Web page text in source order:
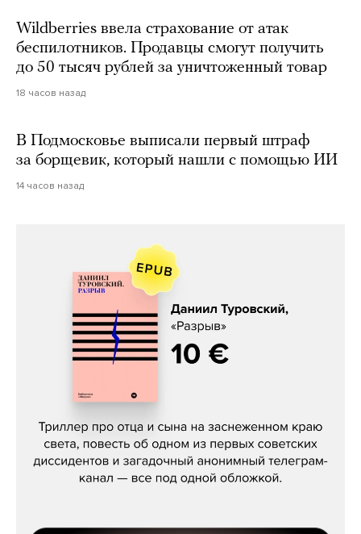
Wildberries ввела страхование от атак
беспилотников. Продавцы смогут получить
до 50 тысяч рублей за уничтоженный товар
18 часов назад
В Подмосковье выписали первый штраф
за борщевик, который нашли с помощью ИИ
14 часов назад
Даниил Туровский, «Разрыв»